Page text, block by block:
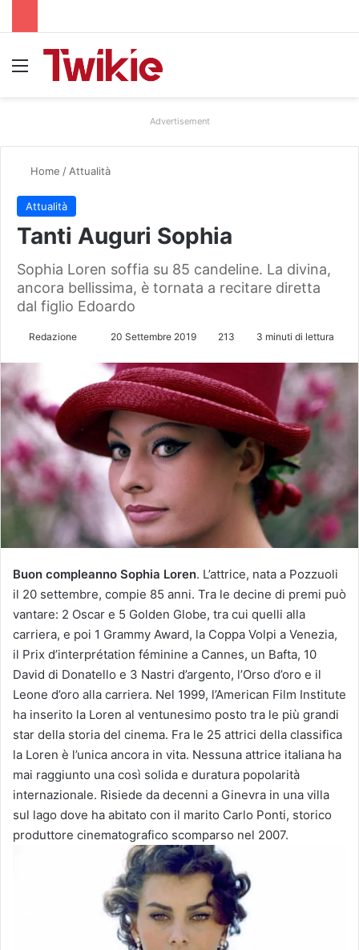
Advertisement
Home / Attualità
Attualità
Tanti Auguri Sophia
Sophia Loren soffia su 85 candeline. La divina,
ancora bellissima, è tornata a recitare diretta
dal figlio Edoardo
Redazione
i
a
n
'
a
i
20 Settembre 2019 213 3 minuti di lettura
Buon compleanno Sophia Loren. L’attrice, nata a Pozzuoli
il 20 settembre, compie 85 anni. Tra le decine di premi può
vantare: 2 Oscar e 5 Golden Globe, tra cui quelli alla
carriera, e poi 1 Grammy Award, la Coppa Volpi a Venezia,
il Prix d’interprétation féminine a Cannes, un Bafta, 10
David di Donatello e 3 Nastri d’argento, l’Orso d’oro e il
Leone d’oro alla carriera. Nel 1999, l’American Film Institute
ha inserito la Loren al ventunesimo posto tra le più grandi
star della storia del cinema. Fra le 25 attrici della classifica
la Loren è l’unica ancora in vita. Nessuna attrice italiana ha
mai raggiunto una così solida e duratura popolarità
internazionale. Risiede da decenni a Ginevra in una villa
sul lago dove ha abitato con il marito Carlo Ponti, storico
produttore cinematografico scomparso nel 2007.